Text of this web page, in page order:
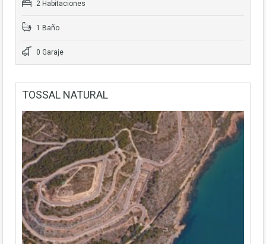
2 Habitaciones
1 Baño
0 Garaje
TOSSAL NATURAL